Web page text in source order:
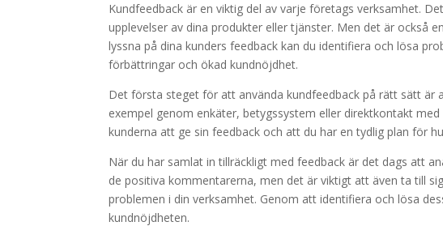
Kundfeedback är en viktig del av varje företags verksamhet.
upplevelser av dina produkter eller tjänster. Men det är också
lyssna på dina kunders feedback kan du identifiera och lösa
förbättringar och ökad kundnöjdhet.
Det första steget för att använda kundfeedback på rätt sätt
exempel genom enkäter, betygssystem eller direktkontakt
kunderna att ge sin feedback och att du har en tydlig plan för
När du har samlat in tillräckligt med feedback är det dags att
de positiva kommentarerna, men det är viktigt att även ta till
problemen i din verksamhet. Genom att identifiera och lösa
kundnöjdheten.